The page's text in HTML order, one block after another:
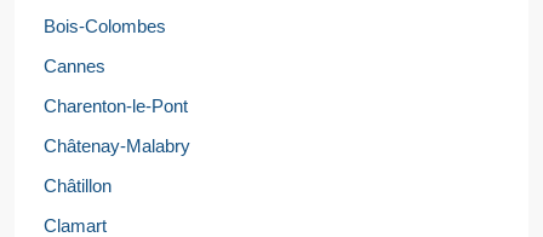
Bois-Colombes
Cannes
Charenton-le-Pont
Châtenay-Malabry
Châtillon
Clamart